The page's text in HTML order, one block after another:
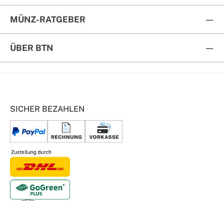
MÜNZ-RATGEBER
ÜBER BTN
SICHER BEZAHLEN